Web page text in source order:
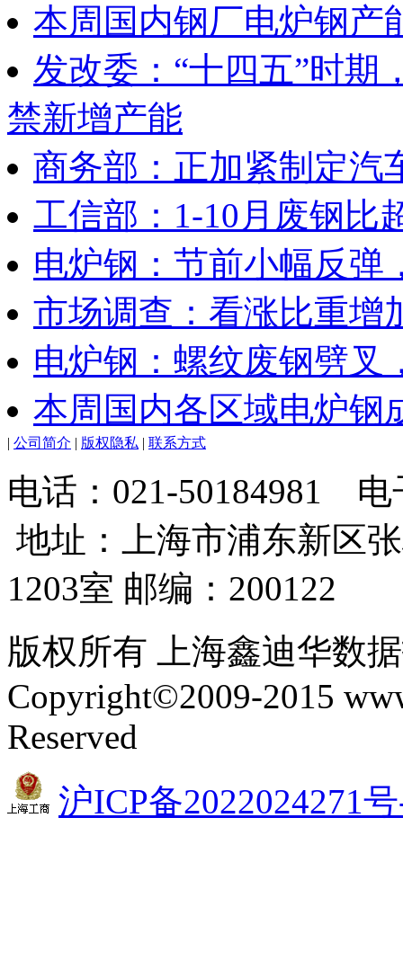
本周国内钢厂电炉钢产
发改委：“十四五”时期
禁新增产能
商务部：正加紧制定汽
工信部：1-10月废钢比
电炉钢：节前小幅反弹
市场调查：看涨比重增
电炉钢：螺纹废钢劈叉
本周国内各区域电炉钢
| 公司简介 | 版权隐私 | 联系方式
电话：021-50184981 电
地址：上海市浦东新区
1203室 邮编：200122
版权所有 上海鑫迪华数
Copyright©2009-2015
Reserved
沪ICP备2022024271